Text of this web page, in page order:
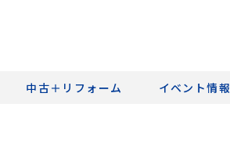
中古＋リフォーム イベント情報